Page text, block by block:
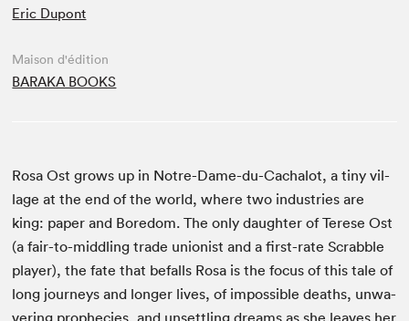
Eric Dupont
Maison d'édition
BARAKA BOOKS
Rosa Ost grows up in Notre-Dame-du-Cachalot, a tiny vil­
lage at the end of the world, where two indus­tries are
king: paper and Bore­dom. The only daugh­ter of Terese Ost
(a fair-to-mid­dling trade union­ist and a first-rate Scrab­ble
play­er), the fate that befalls Rosa is the focus of this tale of
long jour­neys and longer lives, of impos­si­ble deaths, unwa­
ver­ing prophe­cies, and unset­tling dreams as she leaves her